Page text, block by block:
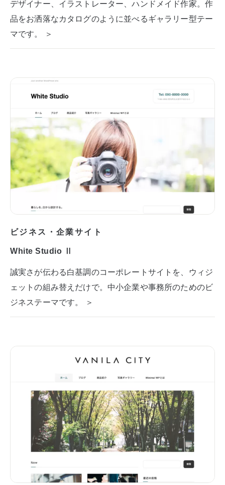
デザイナー、イラストレーター、ハンドメイド作家。作
品をお洒落なカタログのように並べるギャラリー型テー
マです。 ＞
ビジネス・企業サイト
White Studio Ⅱ
誠実さが伝わる白基調のコーポレートサイトを、ウィジ
ェットの組み替えだけで。中小企業や事務所のためのビ
ジネステーマです。 ＞